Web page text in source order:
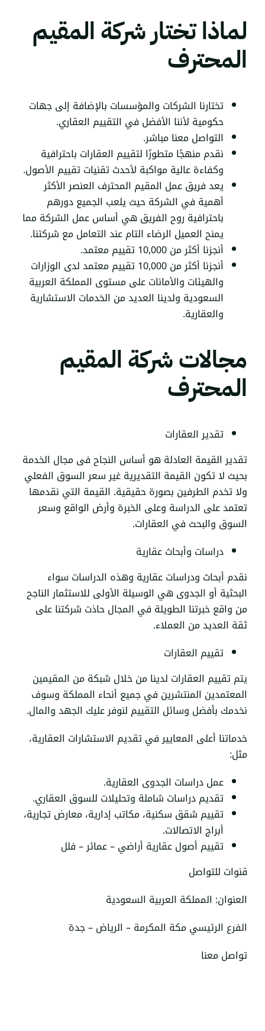
لماذا تختار شركة المقيم
المحترف
تختارنا الشركات والمؤسسات بالإضافة إلى جهات
حكومية لأننا الأفضل في التقييم العقاري.
التواصل معنا مباشر.
نقدم منهجًا متطورًا لتقييم العقارات باحترافية
وكفاءة عالية مواكبة لأحدث تقنيات تقييم الأصول.
يعد فريق عمل المقيم المحترف العنصر الأكثر
أهمية في الشركة حيث يلعب الجميع دورهم
باحترافية روح الفريق هي أساس عمل الشركة مما
يمنح العميل الرضاء التام عند التعامل مع شركتنا.
أنجزنا أكثر من 10,000 تقييم معتمد.
أنجزنا أكثر من 10,000 تقييم معتمد لدى الوزارات
والهيئات والأمانات على مستوى المملكة العربية
السعودية ولدينا العديد من الخدمات الاستشارية
والعقارية.
مجالات شركة المقيم
المحترف
تقدير العقارات
تقدير القيمة العادلة هو أساس النجاح فى مجال الخدمة
بحيث لا تكون القيمة التقديرية غير سعر السوق الفعلي
ولا تخدم الطرفين بصورة حقيقية. القيمة التي نقدمها
تعتمد على الدراسة وعلى الخبرة وأرض الواقع وسعر
السوق والبحث في العقارات.
دراسات وأبحاث عقارية
نقدم أبحاث ودراسات عقارية وهذه الدراسات سواء
البحثية أو الجدوى هي الوسيلة الأولى للاستثمار الناجح
من واقع خبرتنا الطويلة في المجال حاذت شركتنا على
ثقة العديد من العملاء.
تقييم العقارات
يتم تقييم العقارات لدينا من خلال شبكة من المقيمين
المعتمدين المنتشرين في جميع أنحاء المملكة وسوف
نخدمك بأفضل وسائل التقييم لنوفر عليك الجهد والمال.
خدماتنا أعلى المعايير في تقديم الاستشارات العقارية،
مثل:
عمل دراسات الجدوى العقارية.
تقديم دراسات شاملة وتحليلات للسوق العقاري.
تقييم شقق سكنية، مكاتب إدارية، معارض تجارية،
أبراج الاتصالات.
تقييم أصول عقارية أراضي – عمائر – فلل
قنوات للتواصل
العنوان: المملكة العربية السعودية
الفرع الرئيسي مكة المكرمة – الرياض – جدة
تواصل معنا